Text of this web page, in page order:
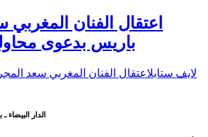
اعتقال الفنان
باريس بدعوى
الدار